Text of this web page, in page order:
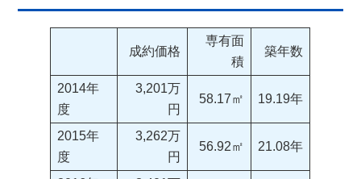
成約価格
専有面
積
築年数
2014年
度
3,201万
円
58.17㎡ 19.19年
2015年
度
3,262万
円
56.92㎡ 21.08年